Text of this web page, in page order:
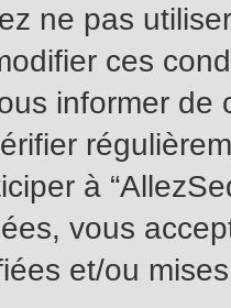
ne pas
ces
informer
à
vous
et/ou